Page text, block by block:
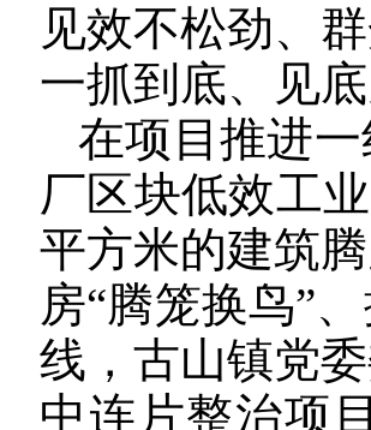
见效不松劲、
一抓到底、见底
在项目推进
厂区块低效工
平方米的建筑
房“腾笼换鸟”
线，古山镇党
中连片整治项